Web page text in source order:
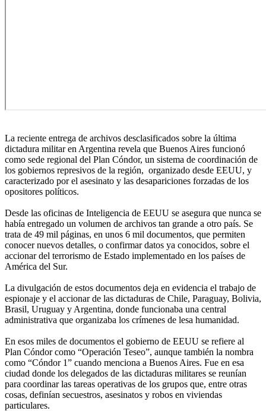
La reciente entrega de archivos desclasificados sobre la última
dictadura militar en Argentina revela que Buenos Aires funcionó
como sede regional del Plan Cóndor, un sistema de coordinación de
los gobiernos represivos de la región, organizado desde EEUU, y
caracterizado por el asesinato y las desapariciones forzadas de los
opositores políticos.
Desde las oficinas de Inteligencia de EEUU se asegura que nunca se
había entregado un volumen de archivos tan grande a otro país. Se
trata de 49 mil páginas, en unos 6 mil documentos, que permiten
conocer nuevos detalles, o confirmar datos ya conocidos, sobre el
accionar del terrorismo de Estado implementado en los países de
América del Sur.
La divulgación de estos documentos deja en evidencia el trabajo de
espionaje y el accionar de las dictaduras de Chile, Paraguay, Bolivia,
Brasil, Uruguay y Argentina, donde funcionaba una central
administrativa que organizaba los crímenes de lesa humanidad.
En esos miles de documentos el gobierno de EEUU se refiere al
Plan Cóndor como “Operación Teseo”, aunque también la nombra
como “Cóndor 1” cuando menciona a Buenos Aires. Fue en esa
ciudad donde los delegados de las dictaduras militares se reunían
para coordinar las tareas operativas de los grupos que, entre otras
cosas, definían secuestros, asesinatos y robos en viviendas
particulares.